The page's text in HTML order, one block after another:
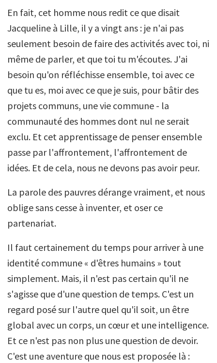
En fait, cet homme nous redit ce que disait
Jacqueline à Lille, il y a vingt ans : je n'ai pas
seulement besoin de faire des activités avec toi, ni
même de parler, et que toi tu m'écoutes. J'ai
besoin qu'on réfléchisse ensemble, toi avec ce
que tu es, moi avec ce que je suis, pour bâtir des
projets communs, une vie commune - la
communauté des hommes dont nul ne serait
exclu. Et cet apprentissage de penser ensemble
passe par l'affrontement, l'affrontement de
idées. Et de cela, nous ne devons pas avoir peur.
La parole des pauvres dérange vraiment, et nous
oblige sans cesse à inventer, et oser ce
partenariat.
Il faut certainement du temps pour arriver à une
identité commune « d'êtres humains » tout
simplement. Mais, il n'est pas certain qu'il ne
s'agisse que d'une question de temps. C'est un
regard posé sur l'autre quel qu'il soit, un être
global avec un corps, un cœur et une intelligence.
Et ce n'est pas non plus une question de devoir.
C'est une aventure que nous est proposée là :